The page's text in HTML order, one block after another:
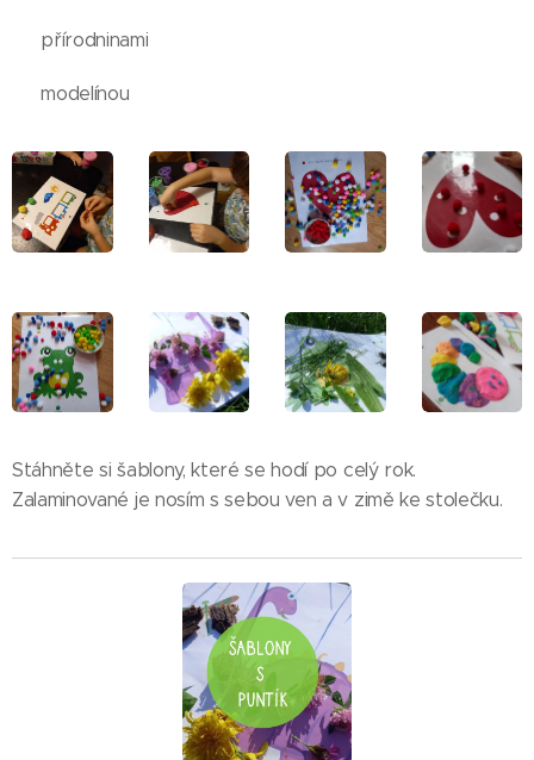
🔴 přírodninami
🟣 modelínou
Stáhněte si šablony, které se hodí po celý rok.
Zalaminované je nosím s sebou ven a v zimě ke stolečku.